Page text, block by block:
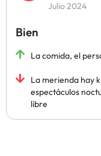
Julio 2024
Bien
La comida, el
La merienda hay
espectáculos
libre